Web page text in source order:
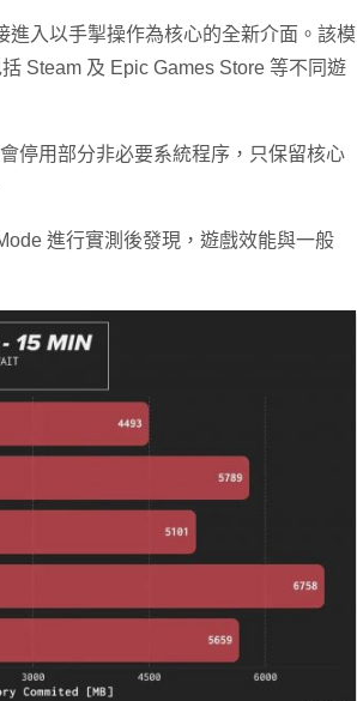
進入以手掣操作為核心的全新介面。該模
Steam 及 Epic Games Store 等不同遊
停用部分非必要系統程序，只保留核心
進行實測後發現，遊戲效能與一般